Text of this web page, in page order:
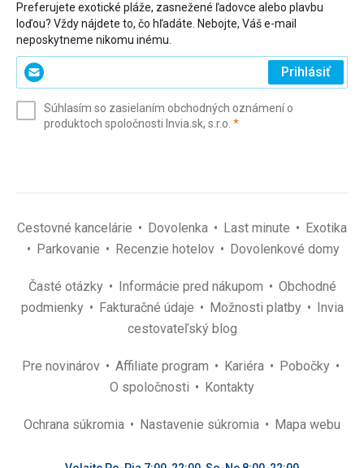
Preferujete exotické pláže, zasnežené ľadovce alebo plavbu
loďou? Vždy nájdete to, čo hľadáte. Nebojte, Váš e-mail
neposkytneme nikomu inému.
Zadajte
svoj
(povinné)
Prihlásiť
Súhlasím so zasielaním obchodných oznámení o
produktoch spoločnosti Invia.sk, s.r.o. *(povinné)
Cestovné kancelárie Dovolenka Last minute
Exotika
Parkovanie
Recenzie hotelov Dovolenkové domy
Časté otázky Informácie pred nákupom
Obchodné
podmienky
Fakturačné údaje Možnosti platby
Invia
cestovateľský blog
Pre novinárov Affiliate program Kariéra
Pobočky
O spoločnosti
Kontakty
Ochrana súkromia Nastavenie súkromia Mapa webu